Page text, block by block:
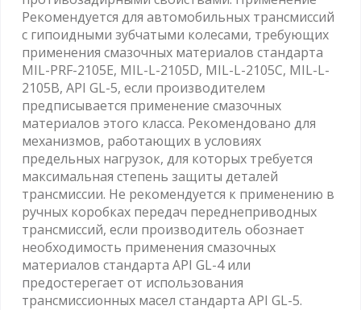
Рекомендуется для автомобильных трансмиссий
с гипоидными зубчатыми колесами, требующих
применения смазочных материалов стандарта
MIL-PRF-2105E, MIL-L-2105D, MIL-L-2105C, MIL-L-
2105B, API GL-5, если производителем
предписывается применение смазочных
материалов этого класса. Рекомендовано для
механизмов, работающих в условиях
предельных нагрузок, для которых требуется
максимальная степень защиты деталей
трансмиссии. Не рекомендуется к применению в
ручных коробках передач переднеприводных
трансмиссий, если производитель обознает
необходимость применения смазочных
материалов стандарта API GL-4 или
предостерегает от использования
трансмиссионных масел стандарта API GL-5.